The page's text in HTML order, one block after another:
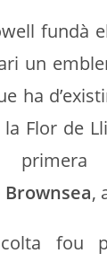
fundà
un
ha
Flor de
,
fou